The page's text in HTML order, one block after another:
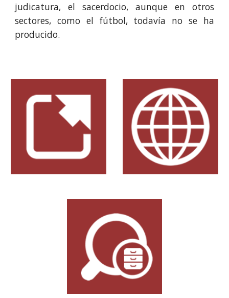
judicatura, el sacerdocio, aunque en otros
sectores, como el fútbol, todavía no se ha
producido.​